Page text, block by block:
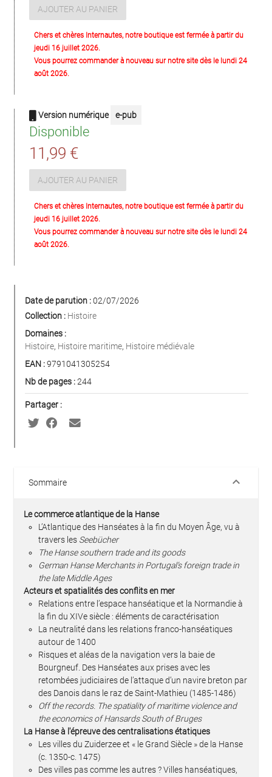
AJOUTER AU PANIER
Chers et chères Internautes, notre boutique est fermée à partir du
jeudi 16 juillet 2026.
Vous pourrez commander à nouveau sur notre site dès le lundi 24
août 2026.
Version numérique e-pub
Disponible
11,99 €
AJOUTER AU PANIER
Chers et chères Internautes, notre boutique est fermée à partir du
jeudi 16 juillet 2026.
Vous pourrez commander à nouveau sur notre site dès le lundi 24
août 2026.
Date de parution :02/07/2026
Collection : Histoire
Domaines :
Histoire, Histoire maritime, Histoire médiévale
EAN :9791041305254
Nb de pages :244
Partager :
Sommaire keyboard_arrow_down
Le commerce atlantique de la Hanse
L’Atlantique des Hanséates à la fin du Moyen Âge, vu à
travers les Seebücher
The Hanse southern trade and its goods
German Hanse Merchants in Portugal’s foreign trade in
the late Middle Ages
Acteurs et spatialités des conflits en mer
Relations entre l’espace hanséatique et la Normandie à
la fin du XIVe siècle : éléments de caractérisation
La neutralité dans les relations franco-hanséatiques
autour de 1400
Risques et aléas de la navigation vers la baie de
Bourgneuf. Des Hanséates aux prises avec les
retombées judiciaires de l’attaque d’un navire breton par
des Danois dans le raz de Saint-Mathieu (1485-1486)
Off the records. The spatiality of maritime violence and
the economics of Hansards South of Bruges
La Hanse à l'épreuve des centralisations étatiques
Les villes du Zuiderzee et « le Grand Siècle » de la Hanse
(c. 1350-c. 1475)
Des villes pas comme les autres ? Villes hanséatiques,